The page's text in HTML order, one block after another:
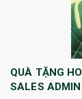
QUÀ TẶNG
SALES ADMIN